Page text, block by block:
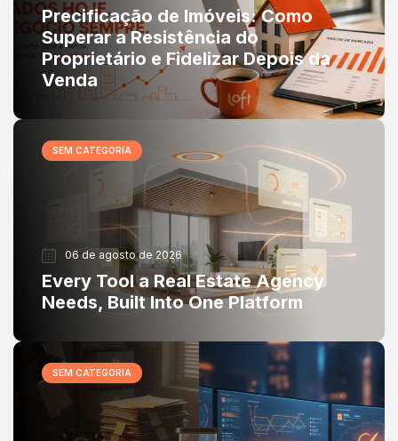
Precificação de Imóveis: Como
Superar a Resistência do
Proprietário e Fidelizar Depois da
Venda
SEM CATEGORIA
06 de agosto de 2026
Every Tool a Real Estate Agency
Needs, Built Into One Platform
SEM CATEGORIA